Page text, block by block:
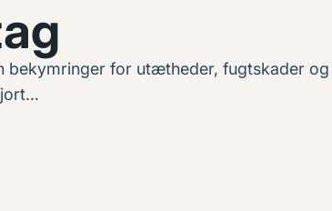
for utætheder, fugtskader